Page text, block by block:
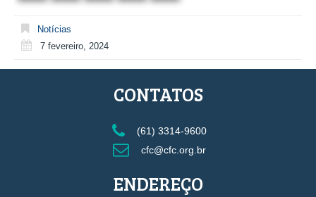
Notícias
7 fevereiro, 2024
CONTATOS
(61) 3314-9600
cfc@cfc.org.br
ENDEREÇO